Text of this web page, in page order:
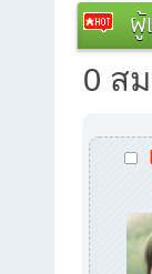
ผู้
0 ส